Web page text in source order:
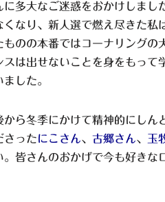
に多大なご迷惑をおかけしま
くなり、新人選で燃え尽きた
ものの本番ではコーナリング
スは出せないことを身をもっ
した。
から冬季にかけて精神的にし
さったにこさん、 古郷さん、 玉
。皆さんのおかげで今も好きな